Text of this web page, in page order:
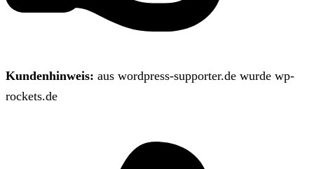
Kundenhinweis: aus wordpress-supporter.de wurde wp-
rockets.de